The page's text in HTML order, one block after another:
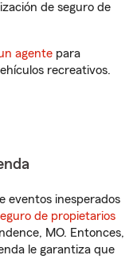
de seguro de
agente para
recreativos.
eventos inesperados
de propietarios
MO. Entonces,
le garantiza que